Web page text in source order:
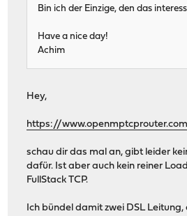
Bin ich der Einzige, den das
Have a nice day!
Achim
Hey,
https://
schau dir das mal an, gibt leider
dafür. Ist aber auch kein reiner
FullStack TCP.
Ich bündel damit zwei DSL